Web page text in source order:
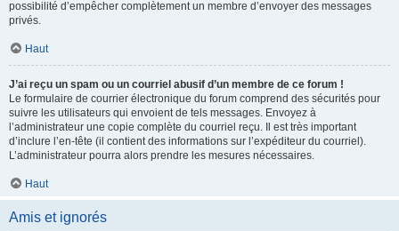
possibilité d’empêcher complètement un membre d’envoyer des messages
privés.
Haut
J’ai reçu un spam ou un courriel abusif d’un membre de ce forum !
Le formulaire de courrier électronique du forum comprend des sécurités pour
suivre les utilisateurs qui envoient de tels messages. Envoyez à
l’administrateur une copie complète du courriel reçu. Il est très important
d’inclure l’en-tête (il contient des informations sur l’expéditeur du courriel).
L’administrateur pourra alors prendre les mesures nécessaires.
Haut
Amis et ignorés